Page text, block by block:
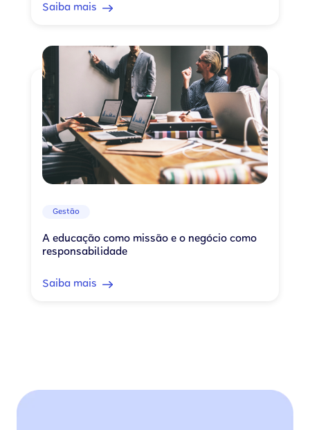
Saiba mais
Gestão
A educação como missão e o negócio como
responsabilidade
Saiba mais